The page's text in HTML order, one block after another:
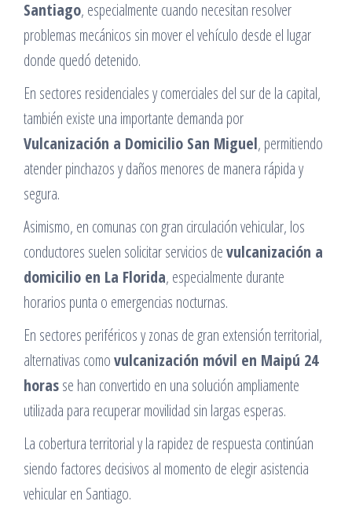
Santiago, especialmente cuando necesitan resolver
problemas mecánicos sin mover el vehículo desde el lugar
donde quedó detenido.
En sectores residenciales y comerciales del sur de la capital,
también existe una importante demanda por
Vulcanización a Domicilio San Miguel, permitiendo
atender pinchazos y daños menores de manera rápida y
segura.
Asimismo, en comunas con gran circulación vehicular, los
conductores suelen solicitar servicios devulcanización a
domicilio en La Florida, especialmente durante
horarios punta o emergencias nocturnas.
En sectores periféricos y zonas de gran extensión territorial,
alternativas comovulcanización móvil en Maipú 24
horasse han convertido en una solución ampliamente
utilizada para recuperar movilidad sin largas esperas.
La cobertura territorial y la rapidez de respuesta continúan
siendo factores decisivos al momento de elegir asistencia
vehicular en Santiago.